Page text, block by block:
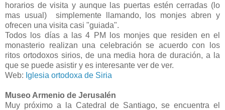
horarios de visita y aunque las puertas estén cerradas (lo
mas usual) simplemente llamando, los monjes abren y
ofrecen una visita casi "guiada".
Todos los días a las 4 PM los monjes que residen en el
monasterio realizan una celebración se acuerdo con los
ritos ortodoxos sirios, de una media hora de duración, a la
que se puede asistir y es interesante ver de ver.
Web: Iglesia ortodoxa de Siria
Museo Armenio de Jerusalén
Muy próximo a la Catedral de Santiago, se encuentra el